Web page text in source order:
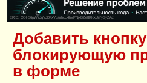
ERID: CQH36pWzJqVJD4xVLsnhcU4hVPNjkBZe8KKxjJiYySyZAz
Добавить кнопку
блокирующую
в форме